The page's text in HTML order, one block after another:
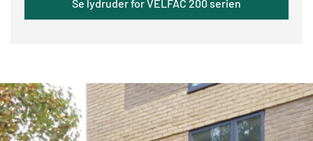
Se lydruder for VELFAC 200 serien